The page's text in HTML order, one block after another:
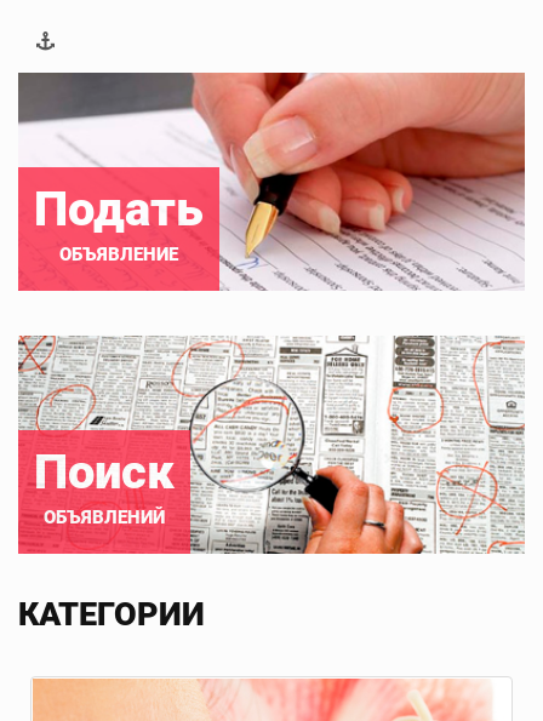
Подать
ОБЪЯВЛЕНИЕ
Поиск
ОБЪЯВЛЕНИЙ
КАТЕГОРИИ